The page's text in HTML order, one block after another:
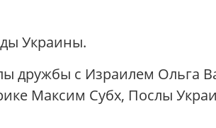
Украины.
дружбы с Израилем Ольга
Максим Субх, Послы